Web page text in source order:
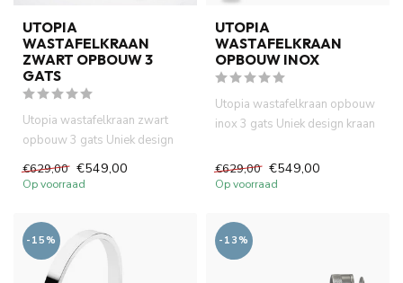
UTOPIA
WASTAFELKRAAN
ZWART OPBOUW 3
GATS
Utopia wastafelkraan zwart
opbouw 3 gats Uniek design
€629,00 €549,00
Op voorraad
UTOPIA
WASTAFELKRAAN
OPBOUW INOX
Utopia wastafelkraan opbouw
inox 3 gats Uniek design kraan
€629,00 €549,00
Op voorraad
-15% -13%